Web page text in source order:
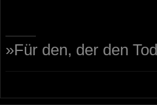
»Für den, der den